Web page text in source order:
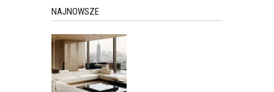
NAJNOWSZE